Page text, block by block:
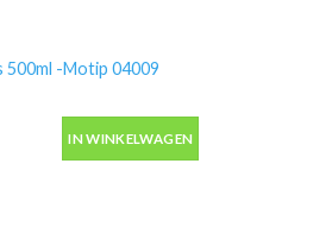
500ml -Motip 04009
-Motip 04009 aantal
IN WINKELWAGEN